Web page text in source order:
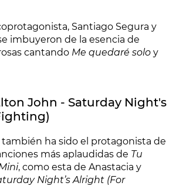
Santiago Segura y
imbuyeron de la esencia de
cantando Me quedaré solo y
John - Saturday Night's
también ha sido el protagonista de
más aplaudidas de Tu
, como esta de Anastacia y
Night’s Alright (For